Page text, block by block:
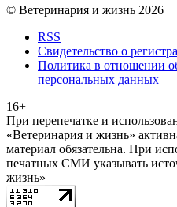
© Ветеринария и жизнь 2026
RSS
Свидетельство о
Политика в отношении
персональных данных
16+
При перепечатке и
«Ветеринария и жизнь»
материал обязательна. При
печатных СМИ указывать
жизнь»